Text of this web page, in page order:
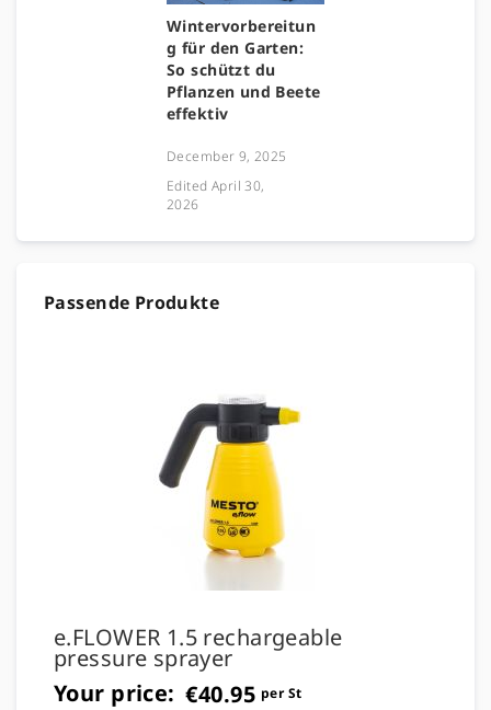
Wintervorbereitun
g für den Garten:
So schützt du
Pflanzen und Beete
effektiv
December 9, 2025
Edited April 30,
2026
Passende Produkte
e.FLOWER 1.5 rechargeable
pressure sprayer
Your price: €40.95 per St